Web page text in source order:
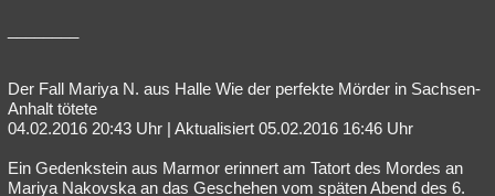
Der Fall Mariya N. aus Halle Wie der perfekte Mörder in Sachsen-
Anhalt tötete
04.02.2016 20:43 Uhr | Aktualisiert 05.02.2016 16:46 Uhr
Ein Gedenkstein aus Marmor erinnert am Tatort des Mordes an
Mariya Nakovska an das Geschehen vom späten Abend des 6.